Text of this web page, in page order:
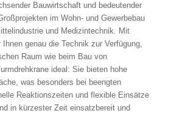
Bauwirtschaft und bedeutender
im Wohn- und Gewerbebau
und Medizintechnik. Mit
genau die Technik zur Verfügung,
Raum wie beim Bau von
ideal: Sie bieten hohe
was besonders bei beengten
Reaktionszeiten und flexible Einsätze
in kürzester Zeit einsatzbereit und